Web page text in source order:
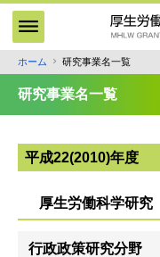
ン
パ
ン
ホーム 研究事業名一覧
研究事業名一覧
平成22(2010)年度
厚生労働科学研究
行政政策研究分野